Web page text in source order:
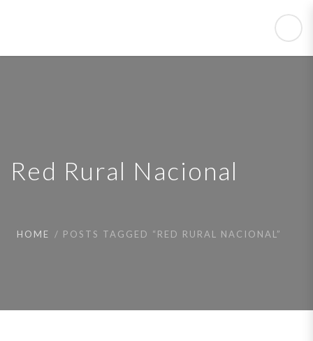
Red Rural Nacional
HOME POSTS TAGGED “RED RURAL NACIONAL”